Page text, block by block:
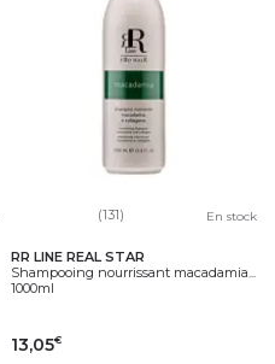
(131) En stock
RR LINE REAL STAR
Shampooing nourrissant macadamia...
1000ml
13,05€